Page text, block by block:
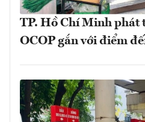
TP. Hồ Chí Minh phát
OCOP gắn với điểm